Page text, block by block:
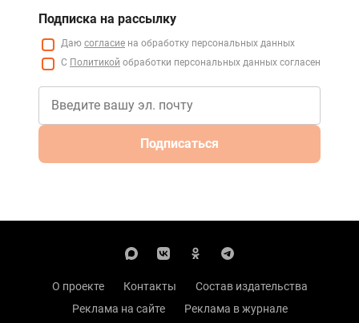
Подписка на рассылку
Даю согласие на обработку персональных данных
С Политикой обработки персональных данных согласен
Подписаться
О проекте Контакты
Состав издательства
Реклама на сайте
Реклама в журнале